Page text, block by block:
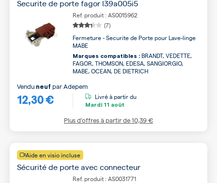
Securite de porte fagor l39a005i5
Ref. produit : AS0015962
(7)
Fermeture - Securite de Porte pour Lave-linge
MABE
Marques compatibles : BRANDT, VEDETTE,
FAGOR, THOMSON, EDESA, SANGIORGIO,
MABE, OCEAN, DE DIETRICH
12,30 €
Vendu neuf parAdepem
Livré à partir du
Mardi 11 août
Plus d’offres à partir de10,39 €
Aide en visio incluse
Sécurité de porte avec connecteur
Ref. produit : AS0031771